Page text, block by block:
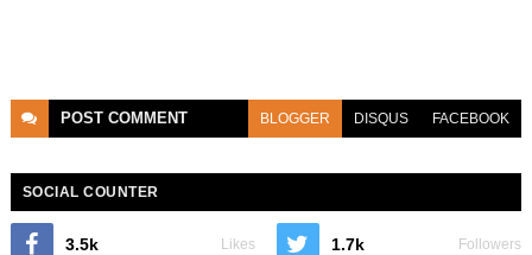
POST COMMENT BLOGGER DISQUS FACEBOOK
SOCIAL COUNTER
3.5k Likes 1.7k Followers